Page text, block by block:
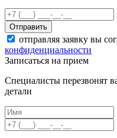
Отправить
отправляя заявку вы
конфиденциальности
Записаться на прием
Специалисты перезвонят
детали